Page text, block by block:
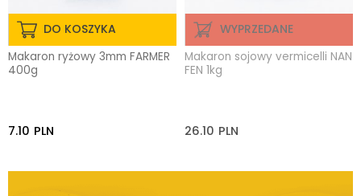
DO KOSZYKA
Makaron ryżowy 3mm FARMER
400g
7.10 PLN
WYPRZEDANE
Makaron sojowy vermicelli NAN
FEN 1kg
26.10 PLN